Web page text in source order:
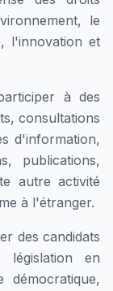
le
l'innovation et
à des
consultations
d'information,
publications,
autre activité
à l'étranger.
des candidats
en